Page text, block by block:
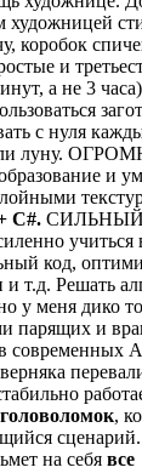
художницей
коробок
и
а не 3
с нуля
луну.
и
C#. СИЛЬНЫЙ
учиться
код,
и т.д. Решать
у меня дико
парящих и
современных
,
сценарий.
на себя все